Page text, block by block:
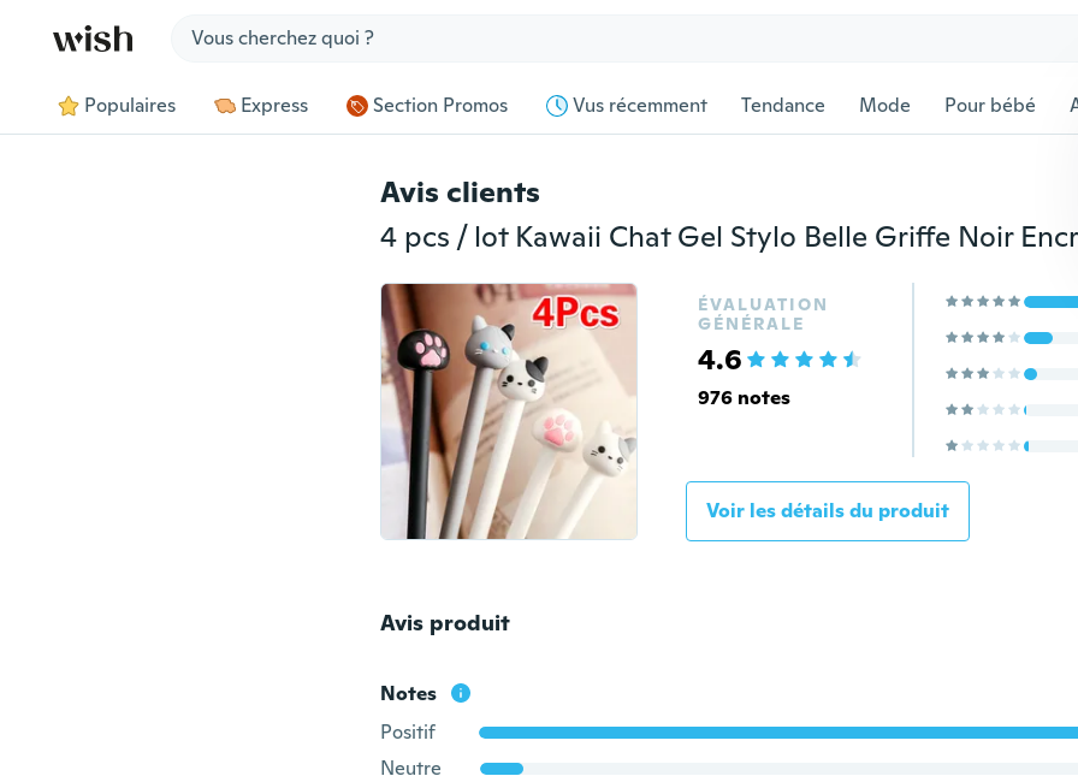
Populaires Express Section Promos Vus récemment Tendance Mode Pour bébé
Avis clients
ÉVALUATION
GÉNÉRALE
4.6
976 notes
Voir les détails du produit
Avis produit
Notes
Positif
Neutre